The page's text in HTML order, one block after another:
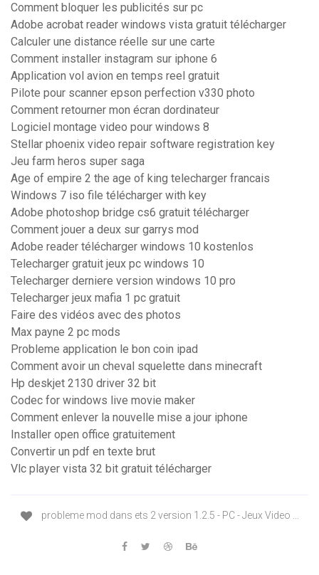
Comment bloquer les publicités sur pc
Adobe acrobat reader windows vista gratuit télécharger
Calculer une distance réelle sur une carte
Comment installer instagram sur iphone 6
Application vol avion en temps reel gratuit
Pilote pour scanner epson perfection v330 photo
Comment retourner mon écran dordinateur
Logiciel montage video pour windows 8
Stellar phoenix video repair software registration key
Jeu farm heros super saga
Age of empire 2 the age of king telecharger francais
Windows 7 iso file télécharger with key
Adobe photoshop bridge cs6 gratuit télécharger
Comment jouer a deux sur garrys mod
Adobe reader télécharger windows 10 kostenlos
Telecharger gratuit jeux pc windows 10
Telecharger derniere version windows 10 pro
Telecharger jeux mafia 1 pc gratuit
Faire des vidéos avec des photos
Max payne 2 pc mods
Probleme application le bon coin ipad
Comment avoir un cheval squelette dans minecraft
Hp deskjet 2130 driver 32 bit
Codec for windows live movie maker
Comment enlever la nouvelle mise a jour iphone
Installer open office gratuitement
Convertir un pdf en texte brut
Vlc player vista 32 bit gratuit télécharger
probleme mod dans ets 2 version 1.2.5 - PC - Jeux Video ...